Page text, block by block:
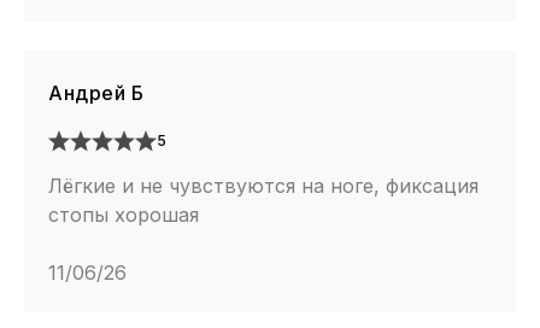
Андрей Б
5
Лёгкие и не чувствуются на ноге, фиксация
стопы хорошая
11/06/26